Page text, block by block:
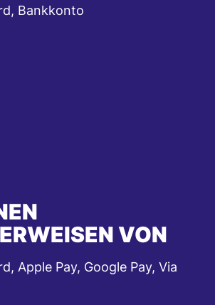
Bankkonto
VON
Apple Pay, Google Pay, Via